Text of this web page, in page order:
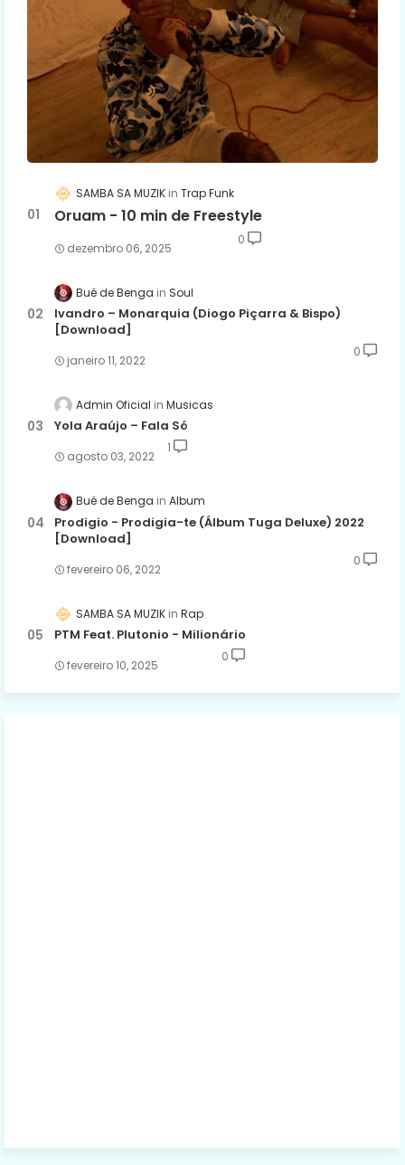
SAMBA SA MUZIK Trap Funk
Oruam - 10 min de Freestyle
dezembro 06, 2025
0
Bué de Benga Soul
Ivandro – Monarquia (Diogo Piçarra & Bispo)
[Download]
janeiro 11, 2022
0
Admin Oficial Musicas
Yola Araújo – Fala Só
agosto 03, 2022
1
Bué de Benga Album
Prodigio - Prodigia-te (Álbum Tuga Deluxe) 2022
[Download]
fevereiro 06, 2022
0
SAMBA SA MUZIK Rap
PTM Feat. Plutonio - Milionário
fevereiro 10, 2025
0